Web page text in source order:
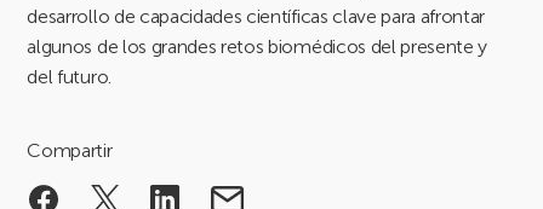
desarrollo de capacidades científicas clave para afrontar
algunos de los grandes retos biomédicos del presente y
del futuro.
Compartir